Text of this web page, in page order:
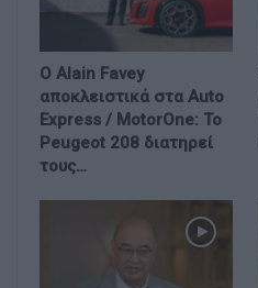
Ο Alain Favey
αποκλειστικά στα Auto
Express / MotorOne: Το
Peugeot 208 διατηρεί
τους…